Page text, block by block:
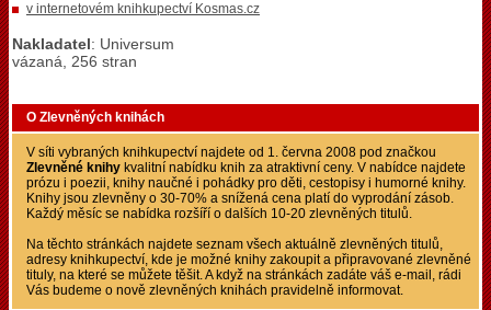
v internetovém knihkupectví Kosmas.cz
Nakladatel: Universum
vázaná, 256 stran
O Zlevněných knihách
V síti vybraných knihkupectví najdete od 1. června 2008 pod značkou
Zlevněné knihy kvalitní nabídku knih za atraktivní ceny. V nabídce najdete
prózu i poezii, knihy naučné i pohádky pro děti, cestopisy i humorné knihy.
Knihy jsou zlevněny o 30-70% a snížená cena platí do vyprodání zásob.
Každý měsíc se nabídka rozšíří o dalších 10-20 zlevněných titulů.
Na těchto stránkách najdete seznam všech aktuálně zlevněných titulů,
adresy knihkupectví, kde je možné knihy zakoupit a připravované zlevněné
tituly, na které se můžete těšit. A když na stránkách zadáte váš e-mail, rádi
Vás budeme o nově zlevněných knihách pravidelně informovat.